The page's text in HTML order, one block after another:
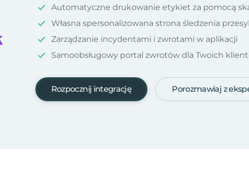
Automatyczne drukowanie etykiet za pomocą
Własna spersonalizowana strona śledzenia
Zarządzanie incydentami i zwrotami w aplikacji
Samoobsługowy portal zwrotów dla Twoich
Rozpocznij integrację Porozmawiaj z